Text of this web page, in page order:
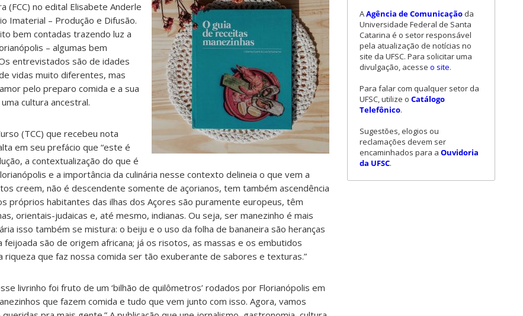
(FCC) no edital Elisabete Anderle
Imaterial – Produção e Difusão.
bem contadas trazendo luz a
– algumas bem
entrevistados são de idades
vidas muito diferentes, mas
pelo preparo comida e a sua
cultura ancestral.
(TCC) que recebeu nota
em seu prefácio que “este é
a contextualização do que é
e a importância da culinária nesse contexto delineia o que vem a
creem, não é descendente somente de açorianos, tem também ascendência
próprios habitantes das ilhas dos Açores são puramente europeus, têm
orientais-judaicas e, até mesmo, indianas. Ou seja, ser manezinho é mais
isso também se mistura: o beiju e o uso da folha de bananeira são heranças
feijoada são de origem africana; já os risotos, as massas e os embutidos
riqueza que faz nossa comida ser tão exuberante de sabores e texturas.”
livrinho foi fruto de um ‘bilhão de quilômetros’ rodados por Florianópolis em
que fazem comida e tudo que vem junto com isso. Agora, vamos
AAgência de Comunicação da
Universidade Federal de Santa
Catarina é o setor responsável
pela atualização de notícias no
site da UFSC. Para solicitar uma
divulgação, acesse o site.
Para falar com qualquer setor da
UFSC, utilize o Catálogo
Telefônico.
Sugestões, elogios ou
reclamações devem ser
encaminhados para a Ouvidoria
da UFSC.